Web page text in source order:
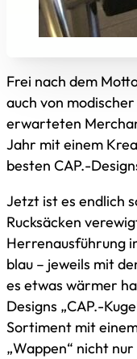
Frei nach dem
auch von
erwarteten
Jahr mit einem
besten CAP.-
Jetzt ist es endlich
Rucksäcken
Herrenausführung
blau – jeweils mit
es etwas wärmer
Designs „CAP.-
Sortiment mit
„Wappen“ nicht